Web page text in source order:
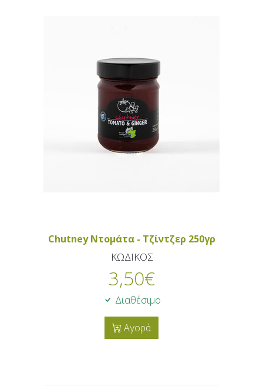
Chutney Ντομάτα - Τζίντζερ 250γρ
ΚΩΔΙΚΟΣ
3,50€
Διαθέσιμο
Αγορά